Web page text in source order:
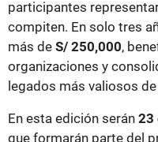
participantes
compiten. En solo tres
más de S/ 250,000,
organizaciones y
legados más valiosos
En esta edición serán 23
que formarán parte del